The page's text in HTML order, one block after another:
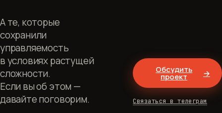
А те, которые
сохранили
управляемость
в условиях растущей
сложности.
Если вы об этом —
давайте поговорим.
Обсудить
проект →
Связаться в телеграм